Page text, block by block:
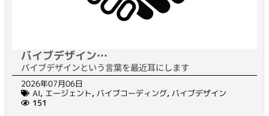
バイブデザイン…
バイブデザインという言葉を最近耳にします
2026年07月06日
AI, エージェント, バイブコーディング, バイブデザイン
151